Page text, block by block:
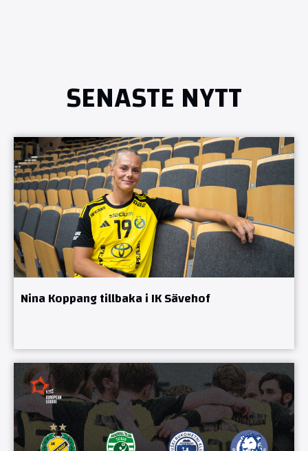
SENASTE NYTT
Nina Koppang tillbaka i IK Sävehof